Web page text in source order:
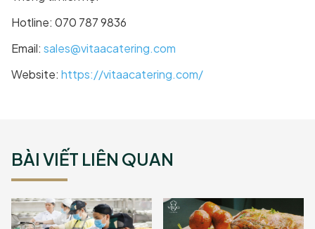
Hotline: 070 787 9836
Email: sales@vitaacatering.com
Website: https://vitaacatering.com/
BÀI VIẾT LIÊN QUAN